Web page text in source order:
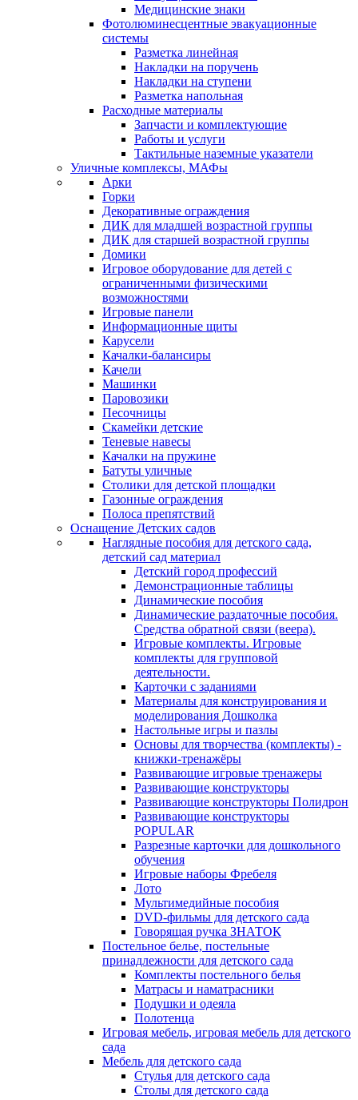
Медицинские знаки
Фотолюминесцентные эвакуационные
системы
Разметка линейная
Накладки на поручень
Накладки на ступени
Разметка напольная
Расходные материалы
Запчасти и комплектующие
Работы и услуги
Тактильные наземные указатели
Уличные комплексы, МАФы
Арки
Горки
Декоративные ограждения
ДИК для младшей возрастной группы
ДИК для старшей возрастной группы
Домики
Игровое оборудование для детей с
ограниченными физическими
возможностями
Игровые панели
Информационные щиты
Карусели
Качалки-балансиры
Качели
Машинки
Паровозики
Песочницы
Скамейки детские
Теневые навесы
Качалки на пружине
Батуты уличные
Столики для детской площадки
Газонные ограждения
Полоса препятствий
Оснащение Детских садов
Наглядные пособия для детского сада,
детский сад материал
Детский город профессий
Демонстрационные таблицы
Динамические пособия
Динамические раздаточные пособия.
Средства обратной связи (веера).
Игровые комплекты. Игровые
комплекты для групповой
деятельности.
Карточки с заданиями
Материалы для конструирования и
моделирования Дошколка
Настольные игры и пазлы
Основы для творчества (комплекты) -
книжки-тренажёры
Развивающие игровые тренажеры
Развивающие конструкторы
Развивающие конструкторы Полидрон
Развивающие конструкторы
POPULAR
Разрезные карточки для дошкольного
обучения
Игровые наборы Фребеля
Лото
Мультимедийные пособия
DVD-фильмы для детского сада
Говорящая ручка ЗНАТОК
Постельное белье, постельные
принадлежности для детского сада
Комплекты постельного белья
Матрасы и наматрасники
Подушки и одеяла
Полотенца
Игровая мебель, игровая мебель для детского
сада
Мебель для детского сада
Стулья для детского сада
Столы для детского сада